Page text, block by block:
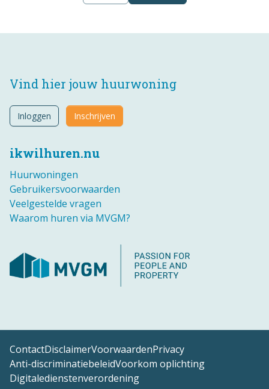
ikwilhuren.nu
Huurwoningen
Gebruikersvoorwaarden
Veelgestelde vragen
Waarom huren via MVGM?
Vind hier jouw huurwoning
Inloggen Inschrijven
ContactDisclaimerVoorwaardenPrivacy
Anti-discriminatiebeleidVoorkom oplichting
Digitaledienstenverordening